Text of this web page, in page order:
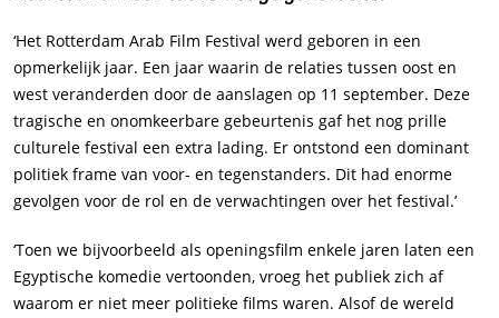
‘Het Rotterdam Arab Film Festival werd geboren in een
opmerkelijk jaar. Een jaar waarin de relaties tussen oost en
west veranderden door de aanslagen op 11 september. Deze
tragische en onomkeerbare gebeurtenis gaf het nog prille
culturele festival een extra lading. Er ontstond een dominant
politiek frame van voor- en tegenstanders. Dit had enorme
gevolgen voor de rol en de verwachtingen over het festival.’
‘Toen we bijvoorbeeld als openingsfilm enkele jaren laten een
Egyptische komedie vertoonden, vroeg het publiek zich af
waarom er niet meer politieke films waren. Alsof de wereld